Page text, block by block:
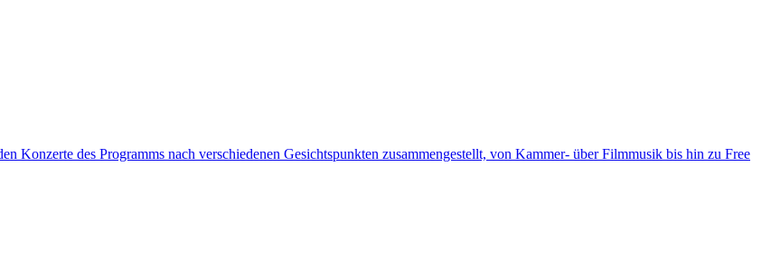
Konzerte des Programms nach verschiedenen Gesichtspunkten zusammengestellt, von Kammer- über Filmmusik bis hin zu Free